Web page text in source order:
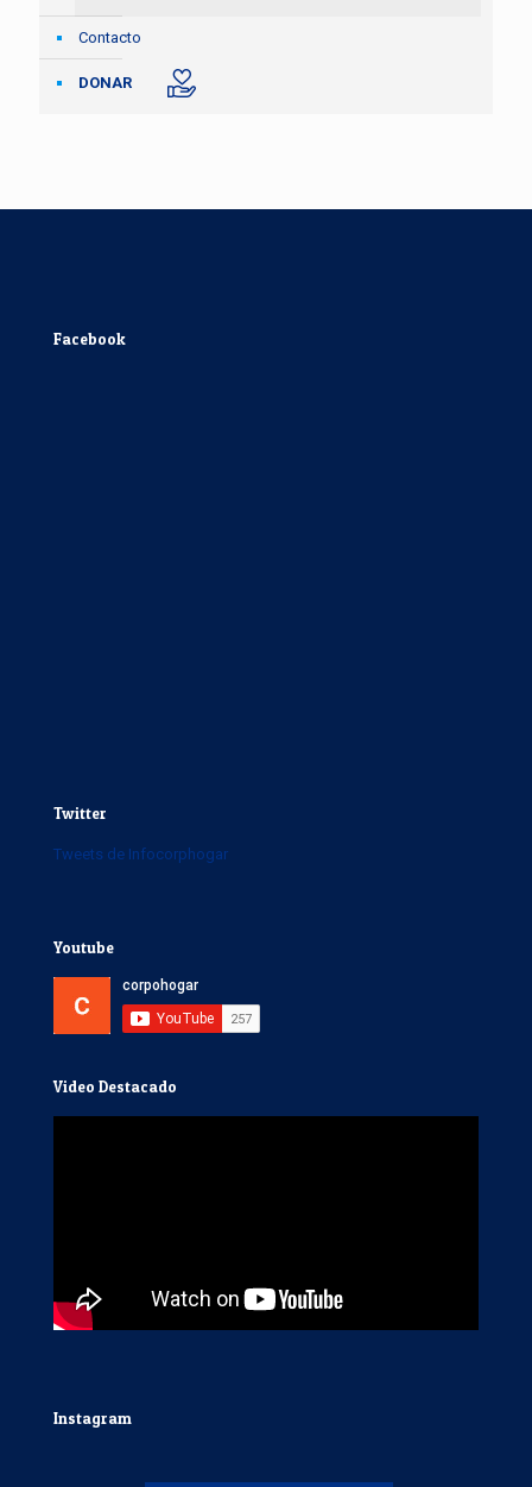
Contacto
DONAR
Facebook
Twitter
Tweets de Infocorphogar
Youtube
Video Destacado
Instagram